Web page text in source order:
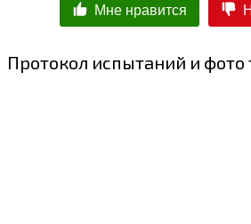
Мне нравится
Протокол испытаний и фото